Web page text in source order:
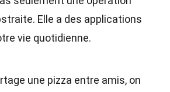
Elle a des applications
vie quotidienne.
une pizza entre amis, on